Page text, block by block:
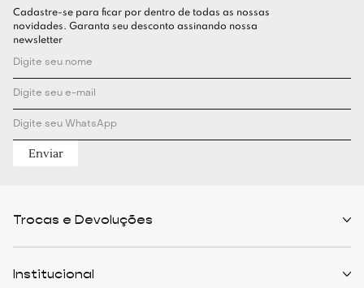
Cadastre-se para ficar por dentro de todas as nossas
novidades. Garanta seu desconto assinando nossa
newsletter
Enviar
Trocas e Devoluções
Formas de Pagamento
Institucional